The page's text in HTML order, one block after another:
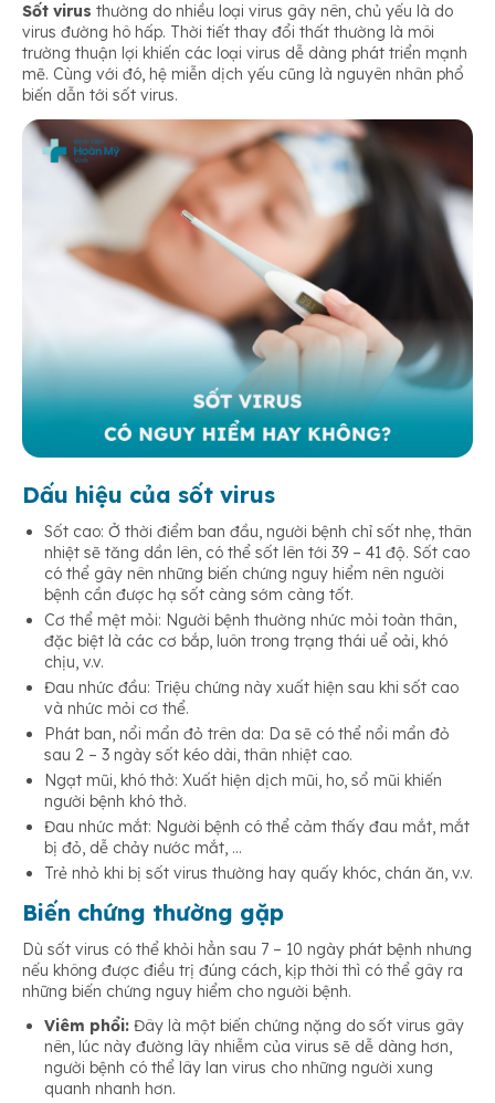
Sốt virus thường do nhiều loại virus gây nên, chủ yếu là do
virus đường hô hấp. Thời tiết thay đổi thất thường là môi
trường thuận lợi khiến các loại virus dễ dàng phát triển mạnh
mẽ. Cùng với đó, hệ miễn dịch yếu cũng là nguyên nhân phổ
biến dẫn tới sốt virus.
Dấu hiệu của sốt virus
Sốt cao: Ở thời điểm ban đầu, người bệnh chỉ sốt nhẹ, thân
nhiệt sẽ tăng dần lên, có thể sốt lên tới 39 – 41 độ. Sốt cao
có thể gây nên những biến chứng nguy hiểm nên người
bệnh cần được hạ sốt càng sớm càng tốt.
Cơ thể mệt mỏi: Người bệnh thường nhức mỏi toàn thân,
đặc biệt là các cơ bắp, luôn trong trạng thái uể oải, khó
chịu, v.v.
Đau nhức đầu: Triệu chứng này xuất hiện sau khi sốt cao
và nhức mỏi cơ thể.
Phát ban, nổi mẩn đỏ trên da: Da sẽ có thể nổi mẩn đỏ
sau 2 – 3 ngày sốt kéo dài, thân nhiệt cao.
Ngạt mũi, khó thở: Xuất hiện dịch mũi, ho, sổ mũi khiến
người bệnh khó thở.
Đau nhức mắt: Người bệnh có thể cảm thấy đau mắt, mắt
bị đỏ, dễ chảy nước mắt, …
Trẻ nhỏ khi bị sốt virus thường hay quấy khóc, chán ăn, v.v.
Biến chứng thường gặp
Dù sốt virus có thể khỏi hẳn sau 7 – 10 ngày phát bệnh nhưng
nếu không được điều trị đúng cách, kịp thời thì có thể gây ra
những biến chứng nguy hiểm cho người bệnh.
Viêm phổi: Đây là một biến chứng nặng do sốt virus gây
nên, lúc này đường lây nhiễm của virus sẽ dễ dàng hơn,
người bệnh có thể lây lan virus cho những người xung
quanh nhanh hơn.